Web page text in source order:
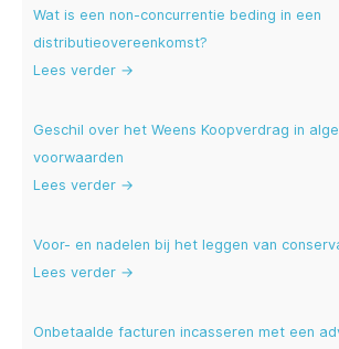
Wat is een non-concurrentie beding in een
distributieovereenkomst?
Lees verder →
Geschil over het Weens Koopverdrag in
voorwaarden
Lees verder →
Voor- en nadelen bij het leggen van
Lees verder →
Onbetaalde facturen incasseren met een